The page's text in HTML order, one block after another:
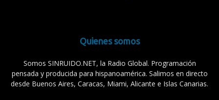
Quienes somos
Somos SINRUIDO.NET, la Radio Global. Programación
pensada y producida para hispanoamérica. Salimos en directo
desde Buenos Aires, Caracas, Miami, Alicante e Islas Canarias.